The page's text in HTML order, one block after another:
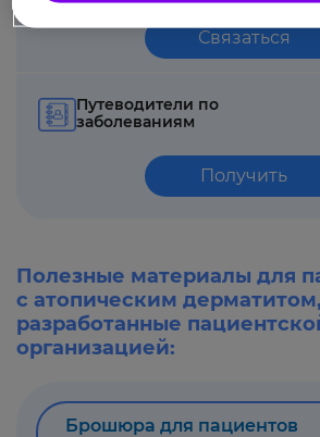
Связаться
Путеводители по
заболеваниям
Получить
Полезные материалы для
с атопическим дерматитом,
разработанные
организацией:
Брошюра для пациентов